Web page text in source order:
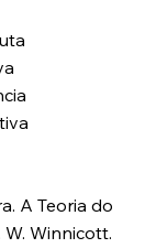
A Teoria do
Winnicott.